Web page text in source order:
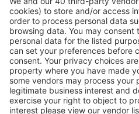
Guernsey Airport (GCI)
London
Humberside Airport (HUY)
Inverness Airport (INV)
Islay Glenegedale (ILY)